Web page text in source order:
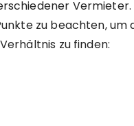
Vermieter.
zu beachten, um
zu finden: